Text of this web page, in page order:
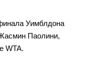
Уимблдона
Паолини,
WTA.